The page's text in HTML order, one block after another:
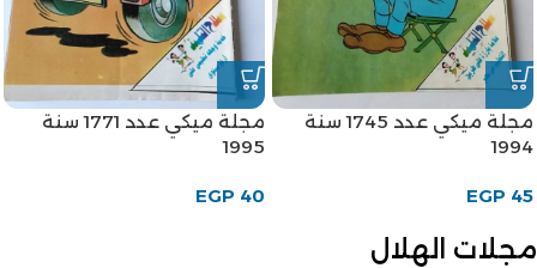
مجلة ميكي عدد 1745 سنة
1994
EGP 45
مجلة ميكي عدد 1771 سنة
1995
EGP 40
مجلات الهلال